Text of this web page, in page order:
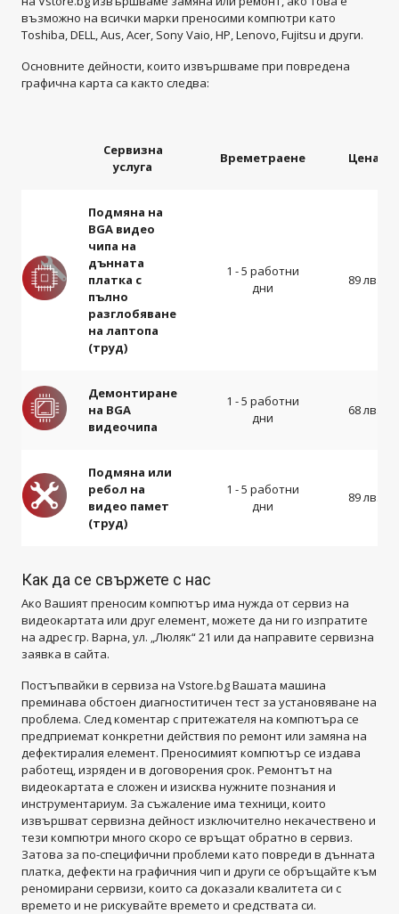
възможно на всички марки преносими компютри като
Toshiba, DELL, Aus, Acer, Sony Vaio, HP, Lenovo, Fujitsu и други.
Основните дейности, които извършваме при повредена
графична карта са както следва:
Сервизна
услуга
Времетраене Цена
Подмяна на
BGA видео
чипа на
дънната
платка с
пълно
разглобяване
на лаптопа
(труд)
1 - 5 работни
дни
89 лв.
Демонтиране
на BGA
видеочипа
1 - 5 работни
дни
68 лв.
Подмяна или
ребол на
видео памет
(труд)
1 - 5 работни
дни
89 лв.
Как да се свържете с нас
Ако Вашият преносим компютър има нужда от сервиз на
видеокартата или друг елемент, можете да ни го изпратите
на адрес гр. Варна, ул. „Люляк“ 21 или да направите сервизна
заявка в сайта.
Постъпвайки в сервиза на Vstore.bg Вашата машина
преминава обстоен диагноститичен тест за установяване на
проблема. След коментар с притежателя на компютъра се
предприемат конкретни действия по ремонт или замяна на
дефектиралия елемент. Преносимият компютър се издава
работещ, изряден и в договорения срок. Ремонтът на
видеокартата е сложен и изисква нужните познания и
инструментариум. За съжаление има техници, които
извършват сервизна дейност изключително некачествено и
тези компютри много скоро се връщат обратно в сервиз.
Затова за по-специфични проблеми като повреди в дънната
платка, дефекти на графичния чип и други се обръщайте към
реномирани сервизи, които са доказали квалитета си с
времето и не рискувайте времето и средствата си.